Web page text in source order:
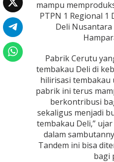
t
a
r
u
d
i
a
s
a
r
G
l
o
b
mampu
PTPN 1 Regional 1
Deli Nusantara
Pabrik Cerutu
tembakau Deli di
hilirisasi tembakau
pabrik ini terus
berkontribusi
sekaligus menjadi
tembakau Deli,”
dalam
Tandem ini bisa
bagi